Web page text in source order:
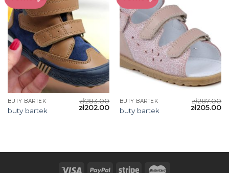
BUTY BARTEK
buty bartek
zł283.00
zł202.00
BUTY BARTEK
buty bartek
zł287.00
zł205.00